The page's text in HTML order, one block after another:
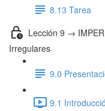
8.13 Tarea
Lección 9 →
Irregulares
9.0
9.1